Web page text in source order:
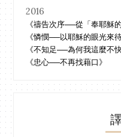
2016
《禱告次序──從「奉耶穌
《憐憫──以耶穌的眼光來待
《不知足──為何我這麼不
《忠心──不再找藉口》